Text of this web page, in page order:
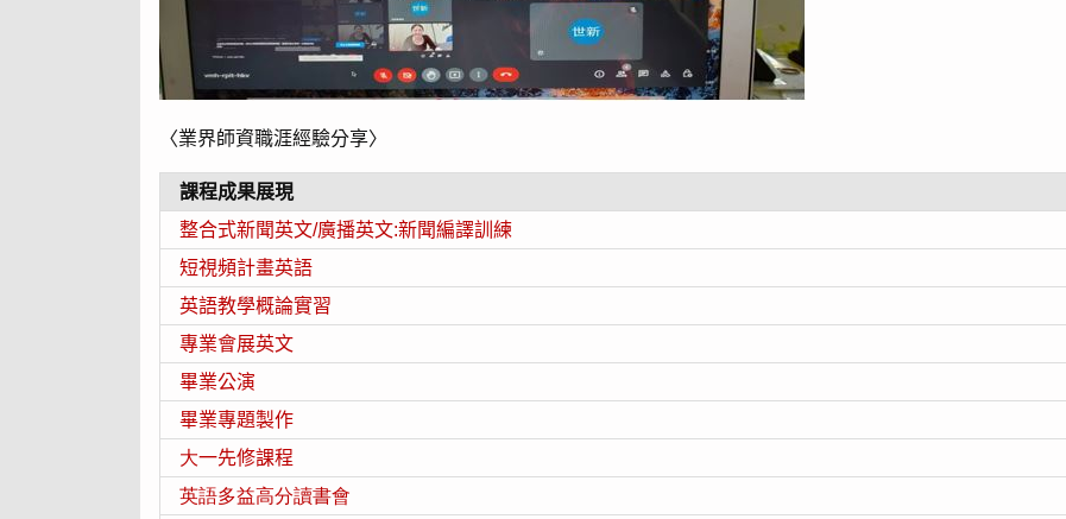
〈業界師資職涯經驗分享〉
課程成果展現
整合式新聞英文/廣播英文:新聞編譯訓練
短視頻計畫英語
英語教學概論實習
專業會展英文
畢業公演
畢業專題製作
大一先修課程
英語多益高分讀書會